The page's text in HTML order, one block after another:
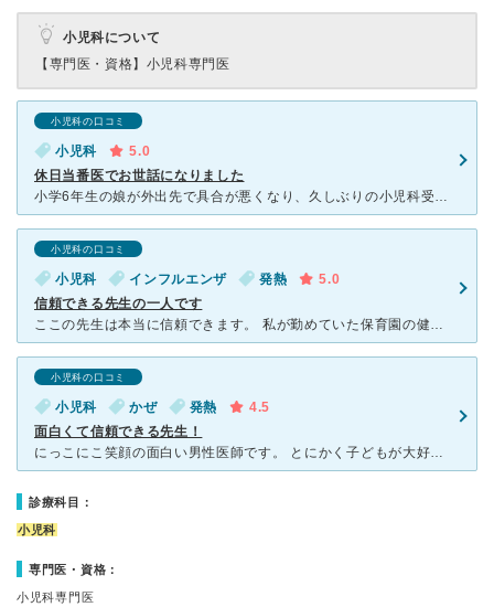
小児科について
【専門医・資格】 小児科専門医
小児科の口コミ
小児科
5.0
休日当番医でお世話になりました
小学6年生の娘が外出先で具合が悪くなり、久しぶりの小児科受診とかかりつけではないので、不安でしたが、ビックリするほど優しく面白い先生で本当に良かったです。残念ながら自宅も遠いのでかかりつけとはいきませ
小児科の口コミ
小児科 インフルエンザ 発熱
5.0
信頼できる先生の一人です
ここの先生は本当に信頼できます。 私が勤めていた保育園の健康診断などを担当していただいていた先生なのですが、子供たちにも優しく丁寧にいつも接していただいていました。 私が勤務中に熱をだし仕事の途中
小児科の口コミ
小児科 かぜ 発熱
4.5
面白くて信頼できる先生！
にっこにこ笑顔の面白い男性医師です。 とにかく子どもが大好き！という先生のお人柄がよくわかる感じで、安心して診ていただけます。 ソファ席の他に、奥におもちゃなどがいっぱいある広いお部屋があって
診療科目：
小児科
専門医・資格：
小児科専門医